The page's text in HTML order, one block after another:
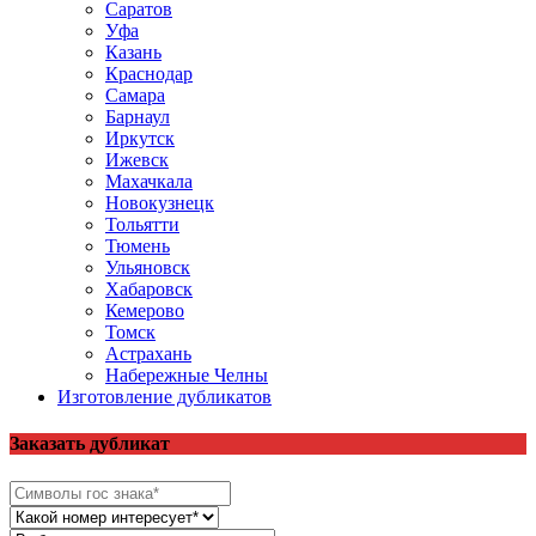
Саратов
Уфа
Казань
Краснодар
Самара
Барнаул
Иркутск
Ижевск
Махачкала
Новокузнецк
Тольятти
Тюмень
Ульяновск
Хабаровск
Кемерово
Томск
Астрахань
Набережные Челны
Изготовление дубликатов
Заказать дубликат